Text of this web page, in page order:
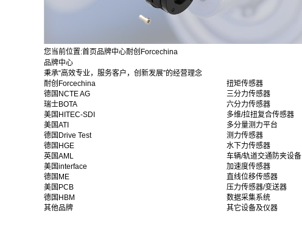
您当前位置:首页品牌中心耐创Forcechina
品牌中心
秉承“高效专业，服务客户，创新发展”的经营理念
耐创Forcechina
德国NCTE AG
瑞士BOTA
美国HITEC-SDI
美国ATI
德国Drive Test
德国HGE
英国AML
美国interface
德国ME
美国PCB
德国HBM
其他品牌
扭矩传感器
三分力传感器
六分力传感器
多维/拉扭复合传感器
多分量测力平台
测力传感器
水下力传感器
车辆/轨道交通防夹设备
加速度传感器
直线位移传感器
压力传感器/变送器
数据采集系统
其它设备及仪器